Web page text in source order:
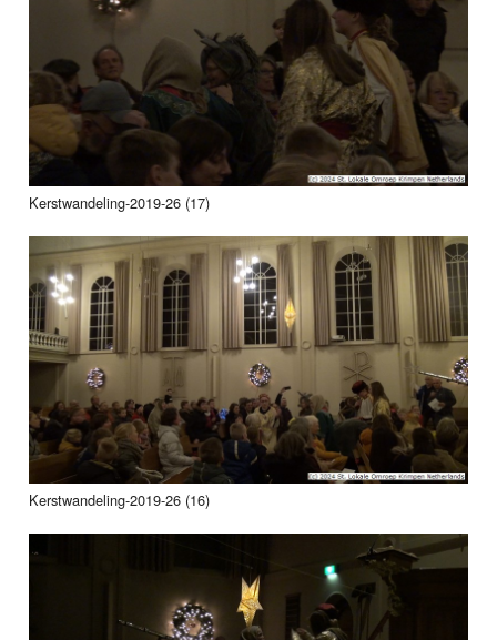
Kerstwandeling-2019-26 (17)
Kerstwandeling-2019-26 (16)